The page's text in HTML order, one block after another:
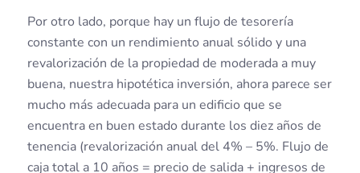
Por otro lado, porque hay un flujo de tesorería
constante con un rendimiento anual sólido y una
revalorización de la propiedad de moderada a muy
buena, nuestra hipotética inversión, ahora parece ser
mucho más adecuada para un edificio que se
encuentra en buen estado durante los diez años de
tenencia (revalorización anual del 4% – 5%. Flujo de
caja total a 10 años = precio de salida + ingresos de